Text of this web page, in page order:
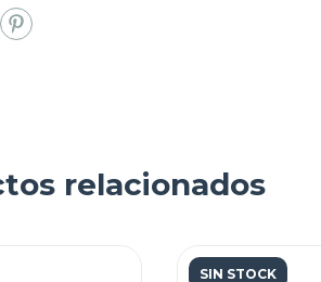
relacionados
SIN STOCK